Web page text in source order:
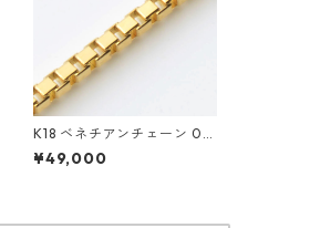
K18 ベネチアンチェーン 0.5
mm
¥49,000